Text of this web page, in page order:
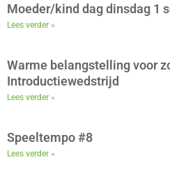
Moeder/kind dag dinsdag 1
Lees verder »
Warme belangstelling voor
Introductiewedstrijd
Lees verder »
Speeltempo #8
Lees verder »